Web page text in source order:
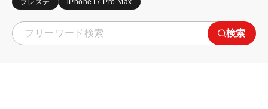
プレステ
iPhone17 Pro Max
検索